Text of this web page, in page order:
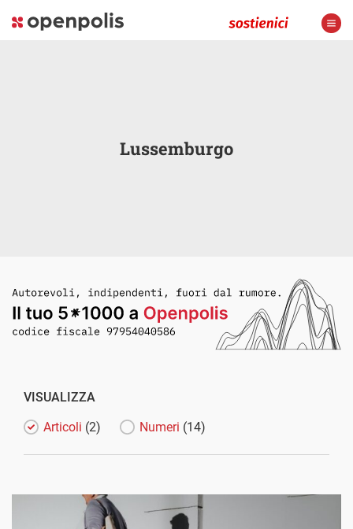
Lussemburgo
VISUALIZZA
Articoli (2) Numeri (14)